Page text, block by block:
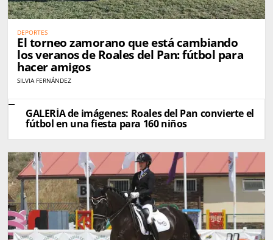
DEPORTES
El torneo zamorano que está cambiando
los veranos de Roales del Pan: fútbol para
hacer amigos
SILVIA FERNÁNDEZ
GALERÍA de imágenes: Roales del Pan convierte el
fútbol en una fiesta para 160 niños